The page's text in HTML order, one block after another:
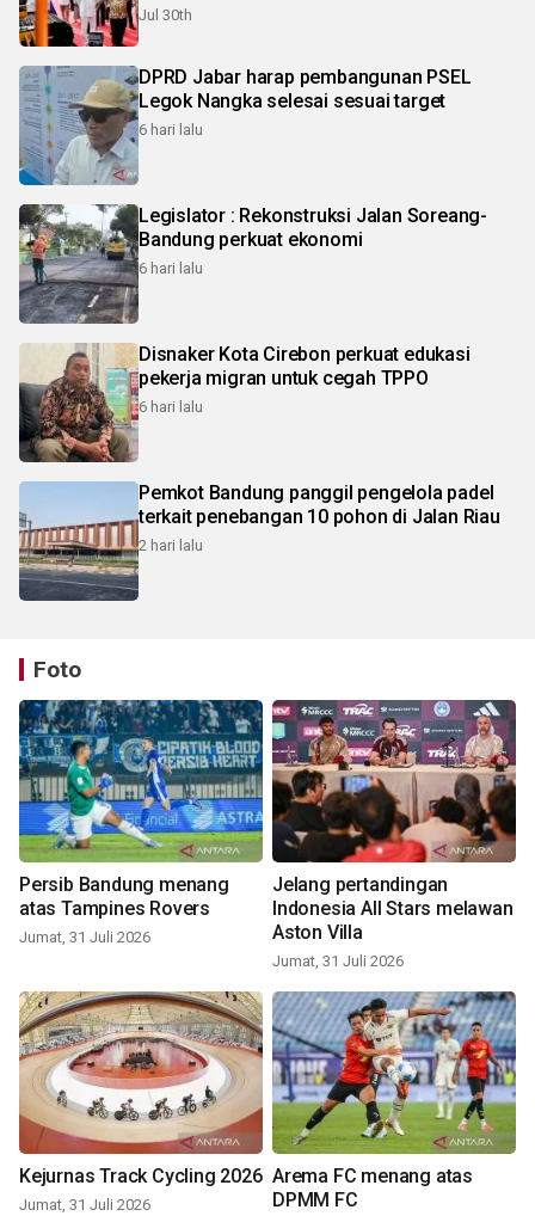
Jul 30th
DPRD Jabar harap pembangunan PSEL
Legok Nangka selesai sesuai target
6 hari lalu
Legislator : Rekonstruksi Jalan Soreang-
Bandung perkuat ekonomi
6 hari lalu
Disnaker Kota Cirebon perkuat edukasi
pekerja migran untuk cegah TPPO
6 hari lalu
Pemkot Bandung panggil pengelola padel
terkait penebangan 10 pohon di Jalan Riau
2 hari lalu
Foto
Persib Bandung menang
atas Tampines Rovers
Jumat, 31 Juli 2026
Jelang pertandingan
Indonesia All Stars melawan
Aston Villa
Jumat, 31 Juli 2026
Kejurnas Track Cycling 2026
Jumat, 31 Juli 2026
Arema FC menang atas
DPMM FC